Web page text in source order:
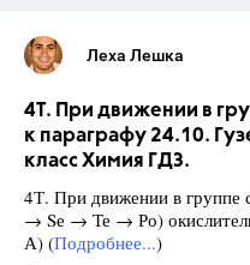
Леха Лешка
4Т. При движении в
к параграфу 24.10.
класс Химия ГДЗ.
4Т. При движении в
→ Sе → Те → Ро)
А) (Подробнее...)